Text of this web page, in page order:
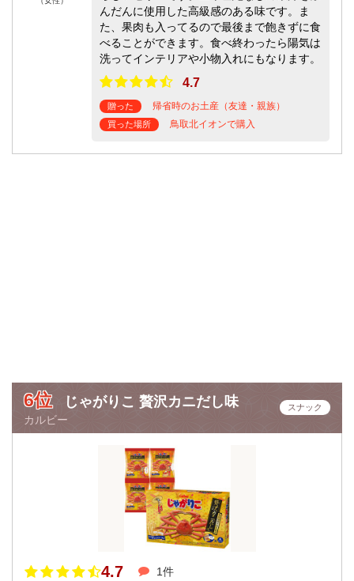
んだんに使用した高級感のある味です。ま
た、果肉も入ってるので最後まで飽きずに食
べることができます。食べ終わったら陽気は
洗ってインテリアや小物入れにもなります。
4.7
贈った 帰省時のお土産（友達・親族）
買った場所 鳥取北イオンで購入
6位 じゃがりこ 贅沢カニだし味
カルビー
スナック
4.7 1件